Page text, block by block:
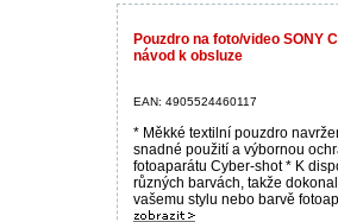
Pouzdro na foto/video SONY
návod k obsluze
EAN: 4905524460117
* Měkké textilní pouzdro
snadné použití a výbornou
fotoaparátu Cyber-shot * K
různých barvách, takže
vašemu stylu nebo barvě